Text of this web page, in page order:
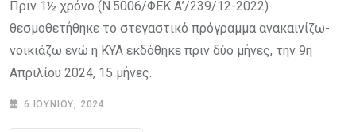
Πριν 1½ χρόνο (Ν.5006/ΦΕΚ Α’/239/12-2022)
θεσμοθετήθηκε το στεγαστικό πρόγραμμα ανακαινίζω-
νοικιάζω ενώ η ΚΥΑ εκδόθηκε πριν δύο μήνες, την 9η
Απριλίου 2024, 15 μήνες.
6 ΙΟΥΝΊΟΥ, 2024